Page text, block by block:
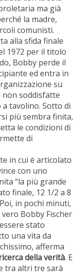
ma già
la madre,
comunisti.
alla sfida finale
1972 per il titolo
Bobby perde il
ed entra in
su
non soddisfatte
tavolino. Sotto di
più sembra finita,
le condizioni di
di
in cui è articolato
con uno
“la più grande
finale, 12 1/2 a 8
in pochi minuti,
Bobby Fischer
stato
una vita da
afferma
della verità. E
tra altri tre sarà